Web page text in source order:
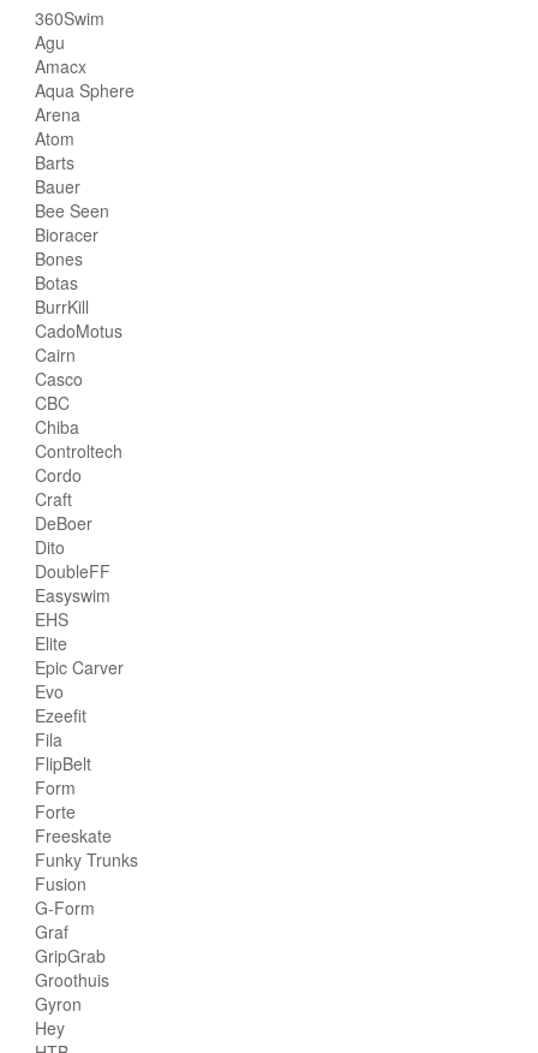
360Swim
Agu
Amacx
Aqua Sphere
Arena
Atom
Barts
Bauer
Bee Seen
Bioracer
Bones
Botas
BurrKill
CadoMotus
Cairn
Casco
CBC
Chiba
Controltech
Cordo
Craft
DeBoer
Dito
DoubleFF
Easyswim
EHS
Elite
Epic Carver
Evo
Ezeefit
Fila
FlipBelt
Form
Forte
Freeskate
Funky Trunks
Fusion
G-Form
Graf
GripGrab
Groothuis
Gyron
Hey